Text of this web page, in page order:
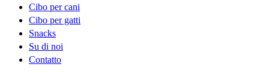
Cibo per cani
Cibo per gatti
Snacks
Su di noi
Contatto